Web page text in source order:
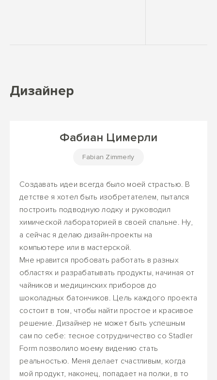
Дизайнер
Фабиан Цимерли
Fabian Zimmerly
Создавать идеи всегда было моей страстью. В
детстве я хотел быть изобретателем, пытался
построить подводную лодку и руководил
химической лабораторией в своей спальне. Ну,
а сейчас я делаю дизайн-проекты на
компьютере или в мастерской.
Мне нравится пробовать работать в разных
областях и разрабатывать продукты, начиная от
чайников и медицинских приборов до
шоколадных батончиков. Цель каждого проекта
состоит в том, чтобы найти простое и красивое
решение. Дизайнер не может быть успешным
сам по себе: тесное сотрудничество со Stadler
Form позволило моему видению стать
реальностью. Меня делает счастливым, когда
мой продукт, наконец, попадает на полки, в то